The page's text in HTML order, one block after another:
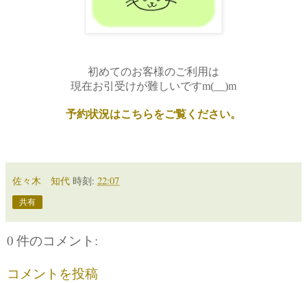
初めてのお客様のご利用は
現在お引受けが難しいですm(__)m
予約状況はこちらをご覧ください。
佐々木 知代 時刻: 22:07
共有
0 件のコメント:
コメントを投稿